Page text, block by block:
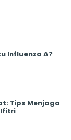
Influenza A?
Tips Menjaga